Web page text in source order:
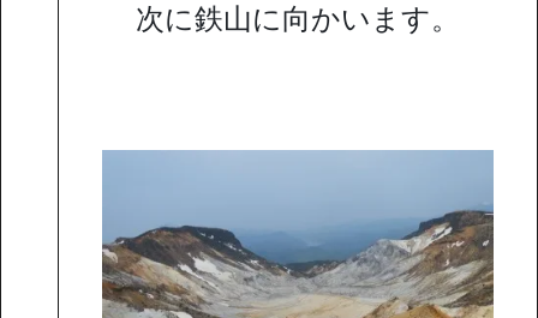
次に鉄山に向かいます。